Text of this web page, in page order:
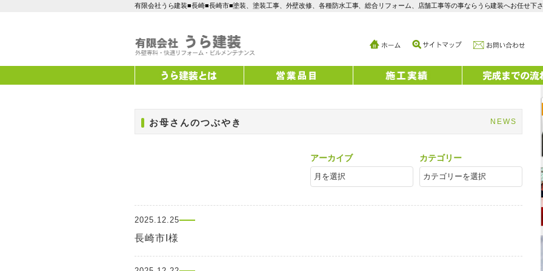
有限会社うら建装■長崎■長崎市■塗装、塗装工事、外壁改修、各種防水工事、総合リフォーム、店舗工事等の事ならうら建装へお任せ下
お母さんのつぶやき NEWS
アーカイブ カテゴリー
2025.12.25
長崎市I様